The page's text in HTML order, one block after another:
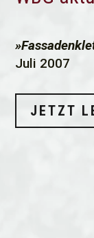
Juli 2007
JETZT